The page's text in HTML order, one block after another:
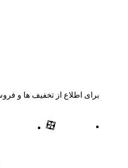
برای اطلاع از تخفیف ها و